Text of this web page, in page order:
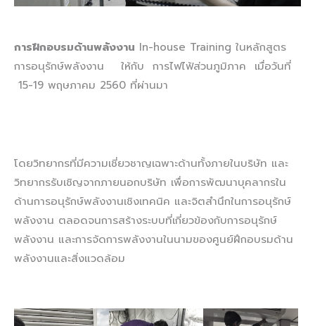
การฝึกอบรมด้านพลังงาน In-house Training ในหลักสูตร
การอนุรักษ์พลังงาน ให้กับ การไฟไฟ้ส่วนภูมิภาค เมื่อวันที่
15-19 พฤษภาคม 2560 ที่ผ่านมา
โดยวิทยากรที่มีความเชี่ยวชาญเฉพาะด้านทั้งภายในบริษัท และ
วิทยากรรับเชิญจากภายนอกบริษัท เพื่อการพัฒนาบุคลากรใน
ด้านการอนุรักษ์พลังงานเชิงเทคนิค และจิตสำนึกในการอนุรักษ์
พลังงาน ตลอดจนการสร้างระบบที่เกี่ยวข้องกับการอนุรักษ์
พลังงาน และการจัดการพลังงานในนามของศูนย์ฝึกอบรมด้าน
พลังงานและสิ่งแวดล้อม